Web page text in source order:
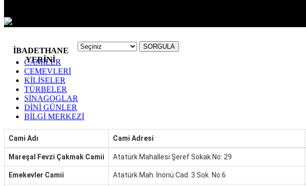
İBADETHANE
YERİNİ
SORGULA
CAMİLER
CEMEVLERİ
KİLİSELER
TÜRBELER
SİNAGOGLAR
DİNİ GÜNLER
BİLGİ MERKEZİ
Cami Adı Cami Adresi
Mareşal Fevzi Çakmak Camii Atatürk Mahallesi Şeref Sokak No: 29
Emekevler Camii Atatürk Mah. İnönü Cad. 3.Sok. No:6